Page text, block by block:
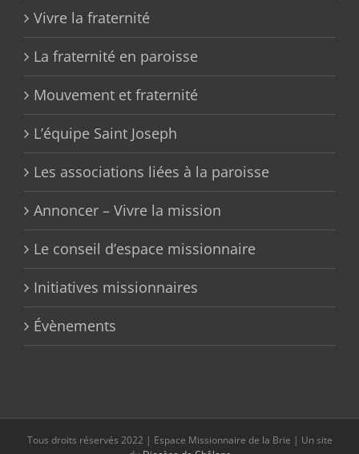
Vivre la fraternité
La fraternité en paroisse
Mouvement et fraternité
L’équipe Saint Joseph
Les associations liées à la paroisse
Annoncer – Vivre la mission
Le conseil d’espace missionnaire
Initiatives missionnaires
Évènements
Tous droits réservés 2022 | Espace Missionnaire de la Brie | Un site